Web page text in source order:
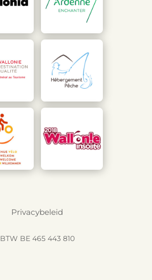
Privacybeleid
BTW BE 465 443 810